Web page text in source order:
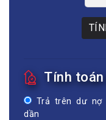
Tính
Trả trên dư nợ
dần